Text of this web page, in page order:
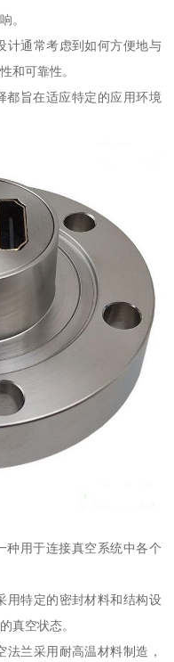
。
通常考虑到如何方便地与
和可靠性。
都旨在适应特定的应用环境
种用于连接真空系统中各个
特定的密封材料和结构设
真空状态。
兰采用耐高温材料制造，